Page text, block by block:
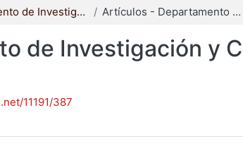
Departamento de Investigación y Conocimiento para el Diseño Artículos - Departamento de Investigación y Conocimiento para el Diseño
de Investigación y
11191/387